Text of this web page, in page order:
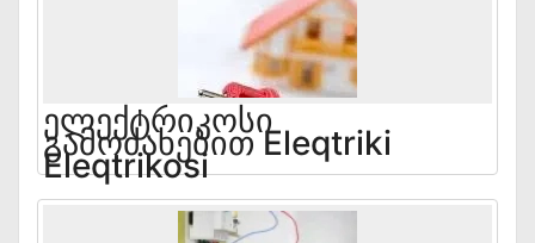
Ელექტრიკოსი
Გამოძახებით Eleqtriki
Eleqtrikosi